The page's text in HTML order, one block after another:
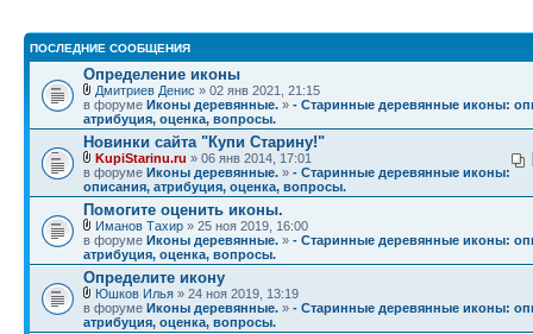
ПОСЛЕДНИЕ СООБЩЕНИЯ
Определение иконы
Дмитриев Денис » 02 янв 2021, 21:15
в форуме Иконы деревянные. » - Старинные деревянные иконы:
атрибуция, оценка, вопросы.
Новинки сайта "Купи Старину!"
KupiStarinu.ru » 06 янв 2014, 17:01
в форуме Иконы деревянные. » - Старинные деревянные иконы:
описания, атрибуция, оценка, вопросы.
Помогите оценить иконы.
Иманов Тахир » 25 ноя 2019, 16:00
в форуме Иконы деревянные. » - Старинные деревянные иконы:
атрибуция, оценка, вопросы.
Определите икону
Юшков Илья » 24 ноя 2019, 13:19
в форуме Иконы деревянные. » - Старинные деревянные иконы:
атрибуция, оценка, вопросы.